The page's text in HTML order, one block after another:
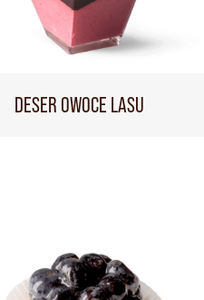
DESER OWOCE LASU